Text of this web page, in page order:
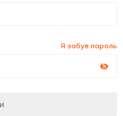
Я забув пароль